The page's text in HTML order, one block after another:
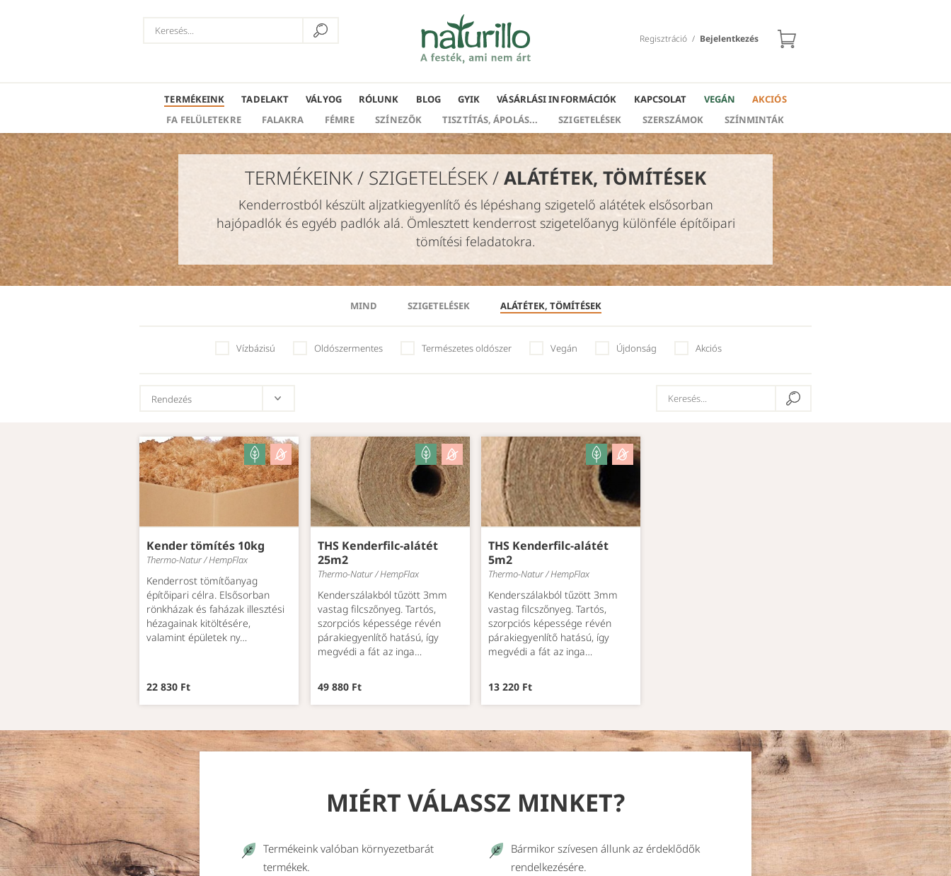
Bejelentkezés
/
Regisztráció
TERMÉKEINK TADELAKT VÁLYOG RÓLUNK BLOG GYIK VÁSÁRLÁSI INFORMÁCIÓK KAPCSOLAT VEGÁN
AKCIÓS
FA FELÜLETEKRE
FALAKRA FÉMRE SZÍNEZŐK TISZTÍTÁS, ÁPOLÁS... SZIGETELÉSEK SZERSZÁMOK SZÍNMINTÁK
TERMÉKEINK/ SZIGETELÉSEK/ALÁTÉTEK, TÖMÍTÉSEK
Kenderrostból készült aljzatkiegyenlítő és lépéshang szigetelő alátétek elsősorban
hajópadlók és egyéb padlók alá. Ömlesztett kenderrost szigetelőanyg különféle építőipari
tömítési feladatokra.
MIND SZIGETELÉSEK ALÁTÉTEK, TÖMÍTÉSEK
Vízbázisú Oldószermentes Természetes oldószer Vegán Újdonság Akciós
Kender tömítés 10kg
Thermo-Natur / HempFlax
Kenderrost tömítőanyag
építőipari célra. Elsősorban
rönkházak és faházak illesztési
hézagainak kitöltésére,
valamint épületek ny…
22 830 Ft
THS Kenderfilc-alátét
25m2
Thermo-Natur / HempFlax
Kenderszálakból tűzött 3mm
vastag filcszőnyeg. Tartós,
szorpciós képessége révén
párakiegyenlítő hatású, így
megvédi a fát az inga…
49 880 Ft
THS Kenderfilc-alátét
5m2
Thermo-Natur / HempFlax
Kenderszálakból tűzött 3mm
vastag filcszőnyeg. Tartós,
szorpciós képessége révén
párakiegyenlítő hatású, így
megvédi a fát az inga…
13 220 Ft
MIÉRT VÁLASSZ MINKET?
Termékeink valóban környezetbarát
termékek.
Bármikor szívesen állunk az érdeklődők
rendelkezésére.